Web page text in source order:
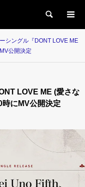
検索
シングル『DONT LOVE ME
公開決定
LOVE ME (愛さな
にMV公開決定